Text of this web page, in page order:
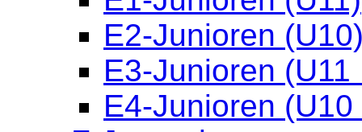
E2-Junioren
E3-Junioren (U11
E4-Junioren (U10